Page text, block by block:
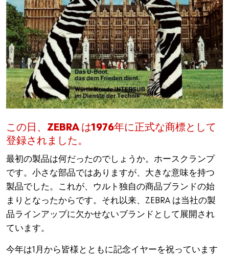
この日、ZEBRA は1976年に正式な商標として
登録されました。
最初の製品は何だったのでしょうか。ホースクランプ
です。小さな部品ではありますが、大きな意味を持つ
製品でした。これが、ウルト独自の商品ブランドの始
まりとなったからです。それ以来、ZEBRA は当社の製
品ラインアップに欠かせないブランドとして展開され
ています。
今年は1月から皆様とともに記念イヤーを祝っています